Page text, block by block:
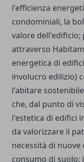
l'efficienza
condominiali, la
valore
attraverso
energetica di
involucro edilizio)
l'abitare
che, dal punto di
l'estetica di edifici
da valorizzare il
necessità di
consumo di